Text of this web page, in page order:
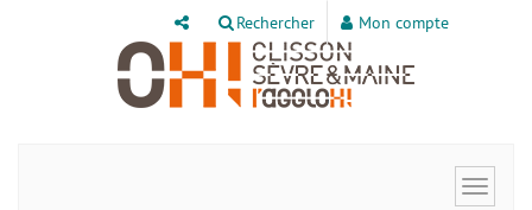
Rechercher Mon compte
Toggle
Panneau de gestion des cookies